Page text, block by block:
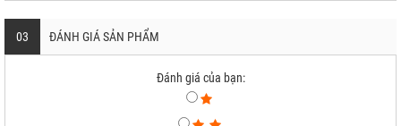
03 ĐÁNH GIÁ SẢN PHẨM
Đánh giá của bạn: